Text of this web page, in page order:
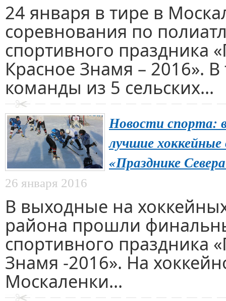
24 января в тире в
соревнования по
спортивного праздника
Красное Знамя – 2016».
команды из 5 сельских...
Новости спорта:
лучшие
«Празднике
26 января 2016
В выходные на
района прошли
спортивного праздника
Знамя -2016». На
Москаленки...